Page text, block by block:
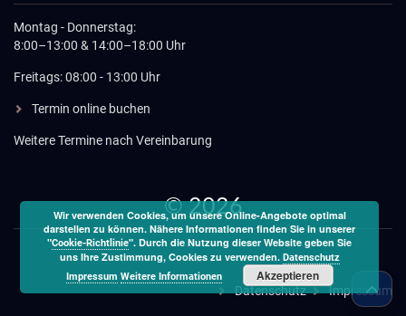
Montag - Donnerstag:
8:00–13:00 & 14:00–18:00 Uhr
Freitags: 08:00 - 13:00 Uhr
Termin online buchen
Weitere Termine nach Vereinbarung
© 2026
Datenschutz Impressum
Wir verwenden Cookies, um unsere Online-Angebote optimal
darstellen zu können. Nähere Informationen finden Sie in unserer
"Cookie-Richtlinie". Durch die Nutzung dieser Website geben Sie
uns Ihre Zustimmung, Cookies zu verwenden. Datenschutz
Impressum Weitere Informationen Akzeptieren